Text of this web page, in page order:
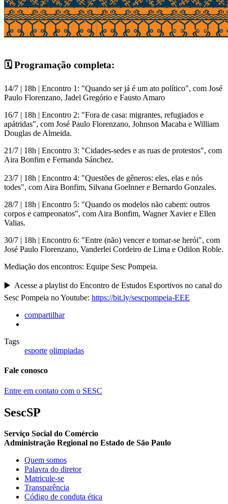
🗓️ Programação completa:
14/7 | 18h | Encontro 1: "Quando ser já é um ato político", com José
Paulo Florenzano, Jadel Gregório e Fausto Amaro
16/7 | 18h | Encontro 2: "Fora de casa: migrantes, refugiados e
apátridas", com José Paulo Florenzano, Johnson Macaba e William
Douglas de Almeida.
21/7 | 18h | Encontro 3: "Cidades-sedes e as ruas de protestos", com
Aira Bonfim e Fernanda Sánchez.
23/7 | 18h | Encontro 4: "Questões de gêneros: eles, elas e nós
todes", com Aira Bonfim, Silvana Goelnner e Bernardo Gonzales.
28/7 | 18h | Encontro 5: "Quando os modelos não cabem: outros
corpos e campeonatos", com Aira Bonfim, Wagner Xavier e Ellen
Valias.
30/7 | 18h | Encontro 6: "Entre (não) vencer e tornar-se herói", com
José Paulo Florenzano, Vanderlei Cordeiro de Lima e Odilon Roble.
Mediação dos encontros: Equipe Sesc Pompeia.
▶️ Acesse a playlist do Encontro de Estudos Esportivos no canal do
Sesc Pompeia no Youtube: https://bit.ly/sescpompeia-EEE
compartilhar
Tags
esporte olimpiadas
Fale conosco
Entre em contato com o SESC
SescSP
Serviço Social do Comércio
Administração Regional no Estado de São Paulo
Quem somos
Palavra do diretor
Matricule-se
Transparência
Código de conduta ética